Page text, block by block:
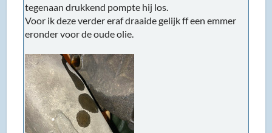
tegenaan drukkend pompte hij los.
Voor ik deze verder eraf draaide gelijk ff een emmer
eronder voor de oude olie.